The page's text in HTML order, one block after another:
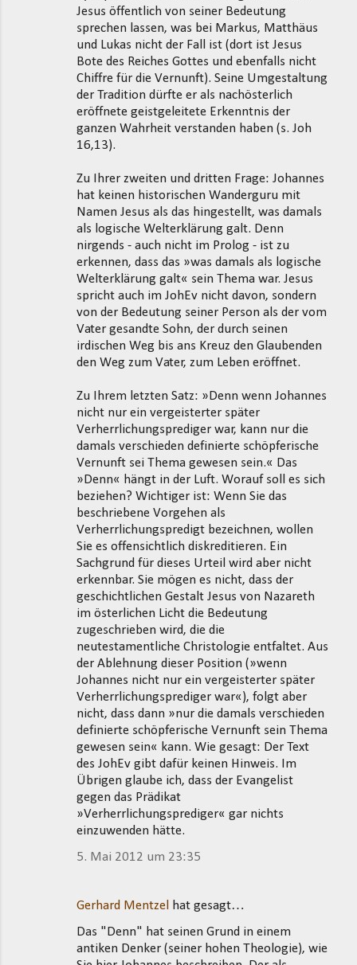
Jesus öffentlich von seiner Bedeutung
sprechen lassen, was bei Markus, Matthäus
und Lukas nicht der Fall ist (dort ist Jesus
Bote des Reiches Gottes und ebenfalls nicht
Chiffre für die Vernunft). Seine Umgestaltung
der Tradition dürfte er als nachösterlich
eröffnete geistgeleitete Erkenntnis der
ganzen Wahrheit verstanden haben (s. Joh
16,13).
Zu Ihrer zweiten und dritten Frage: Johannes
hat keinen historischen Wanderguru mit
Namen Jesus als das hingestellt, was damals
als logische Welterklärung galt. Denn
nirgends - auch nicht im Prolog - ist zu
erkennen, dass das »was damals als logische
Welterklärung galt« sein Thema war. Jesus
spricht auch im JohEv nicht davon, sondern
von der Bedeutung seiner Person als der vom
Vater gesandte Sohn, der durch seinen
irdischen Weg bis ans Kreuz den Glaubenden
den Weg zum Vater, zum Leben eröffnet.
Zu Ihrem letzten Satz: »Denn wenn Johannes
nicht nur ein vergeisterter später
Verherrlichungsprediger war, kann nur die
damals verschieden definierte schöpferische
Vernunft sei Thema gewesen sein.« Das
»Denn« hängt in der Luft. Worauf soll es sich
beziehen? Wichtiger ist: Wenn Sie das
beschriebene Vorgehen als
Verherrlichungspredigt bezeichnen, wollen
Sie es offensichtlich diskreditieren. Ein
Sachgrund für dieses Urteil wird aber nicht
erkennbar. Sie mögen es nicht, dass der
geschichtlichen Gestalt Jesus von Nazareth
im österlichen Licht die Bedeutung
zugeschrieben wird, die die
neutestamentliche Christologie entfaltet. Aus
der Ablehnung dieser Position (»wenn
Johannes nicht nur ein vergeisterter später
Verherrlichungsprediger war«), folgt aber
nicht, dass dann »nur die damals verschieden
definierte schöpferische Vernunft sein Thema
gewesen sein« kann. Wie gesagt: Der Text
des JohEv gibt dafür keinen Hinweis. Im
Übrigen glaube ich, dass der Evangelist
gegen das Prädikat
»Verherrlichungsprediger« gar nichts
einzuwenden hätte.
5. Mai 2012 um 23:35
Gerhard Mentzel
hat gesagt…
Das "Denn" hat seinen Grund in einem
antiken Denker (seiner hohen Theologie), wie